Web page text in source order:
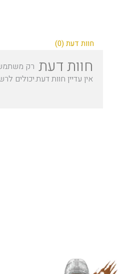
חוות דעת (0)
חוות דעת
אין עדיין חוות דעת.
רק
יכולים